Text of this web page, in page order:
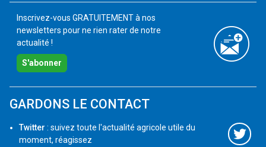
Inscrivez-vous GRATUITEMENT à nos
newsletters pour ne rien rater de notre
actualité !
S'abonner
GARDONS LE CONTACT
Twitter : suivez toute l'actualité agricole utile du
moment, réagissez